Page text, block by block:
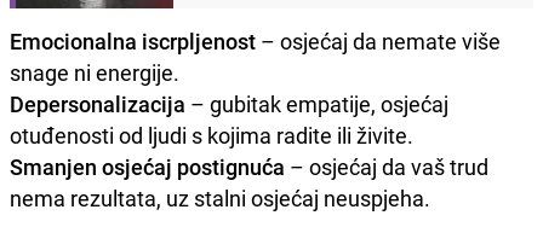
Emocionalna iscrpljenost – osjećaj da nemate više
snage ni energije.
Depersonalizacija – gubitak empatije, osjećaj
otuđenosti od ljudi s kojima radite ili živite.
Smanjen osjećaj postignuća – osjećaj da vaš trud
nema rezultata, uz stalni osjećaj neuspjeha.